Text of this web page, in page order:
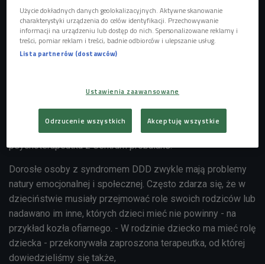
To właśnie relacje rodzinne przeżywane w dzieciństwie naznaczają nas
najbardziej
najsłabszych jej członków czyli dzieci. Zdrowa to źródło
zaś takich wzorców nie przekazuje - mówiła w "Strefie
Prywatnej" Agnieszka Szafrańska-Romanów, psycholożka i
psychoterapeutka z Centrum probalans.
Dorosłe osoby z syndromem DDD zwykle mają problemy
natury emocjonalnej i społecznej. Często zdarza się, że w
dzieciństwie musiały przejmować role swoich rodziców lub
nadawano im inne, których dzieci mieć nie powinny - na
przykład kozła ofiarnego. - W rodzinie dziecko ma mieć rolę
dziecka - przekonywała zaproszona terapeutka, od której
dowiedzieliśmy się także,
Użycie dokładnych danych geolokalizacyjnych. Aktywne skanowanie
charakterystyki urządzenia do celów identyfikacji. Przechowywanie
informacji na urządzeniu lub dostęp do nich. Spersonalizowane reklamy i
treści, pomiar reklam i treści, badnie odbiorców i ulepszanie usług.
Lista partnerów (dostawców)
Ustawienia zaawansowane
Odrzucenie wszystkich Akceptuję wszystkie